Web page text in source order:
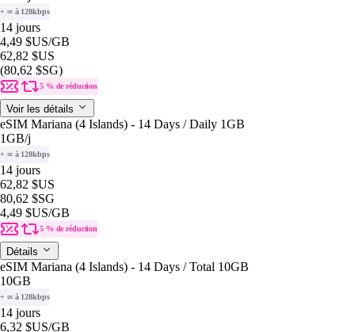
+ ∞ à 128kbps
14 jours
4,49 $US/GB
62,82 $US
(80,62 $SG)
5 % de réduction
Voir les détails
eSIM Mariana (4 Islands) - 14 Days / Daily 1GB
1GB/j
+ ∞ à 128kbps
14 jours
62,82 $US
80,62 $SG
4,49 $US/GB
5 % de réduction
Détails
eSIM Mariana (4 Islands) - 14 Days / Total 10GB
10GB
+ ∞ à 128kbps
14 jours
6,32 $US/GB